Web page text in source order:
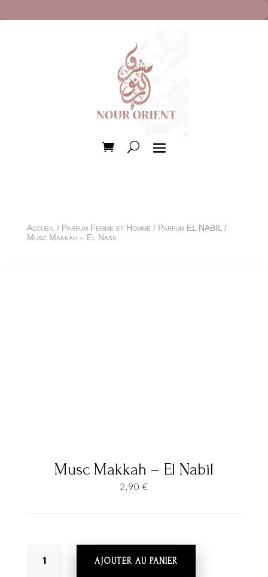
Accueil / Parfum Femme et Homme / Parfum EL NABIL/
Musc Makkah – El Nabil
Musc Makkah – El Nabil
2,90 €
AJOUTER AU PANIER